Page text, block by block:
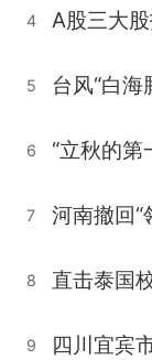
4 A股三大
5
6 “立秋的第
7
8 直击泰国
9 四川宜宾